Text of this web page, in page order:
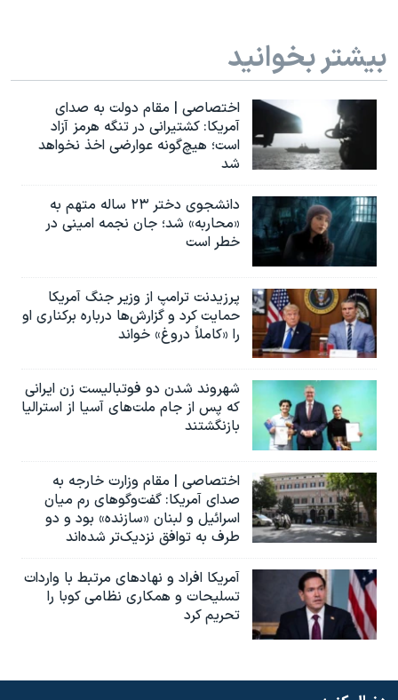
بیشتر بخوانید
اختصاصی | مقام دولت به صدای
آمریکا: کشتیرانی در تنگه هرمز آزاد
است؛ هیچ‌گونه عوارضی اخذ نخواهد
شد
دانشجوی دختر ۲۳ ساله متهم به
«محاربه» شد؛ جان نجمه امینی در
خطر است
پرزیدنت ترامپ از وزیر جنگ آمریکا
حمایت کرد و گزارش‌ها درباره برکناری او
را «کاملاً دروغ» خواند
شهروند شدن دو فوتبالیست زن ایرانی
که پس از جام ملت‌های آسیا از استرالیا
بازنگشتند
اختصاصی | مقام وزارت خارجه به
صدای آمریکا: گفت‌وگوهای رم میان
اسرائیل و لبنان «سازنده» بود و دو
طرف به توافق نزدیک‌تر شده‌اند
آمریکا افراد و نهادهای مرتبط با واردات
تسلیحات و همکاری نظامی کوبا را
تحریم کرد